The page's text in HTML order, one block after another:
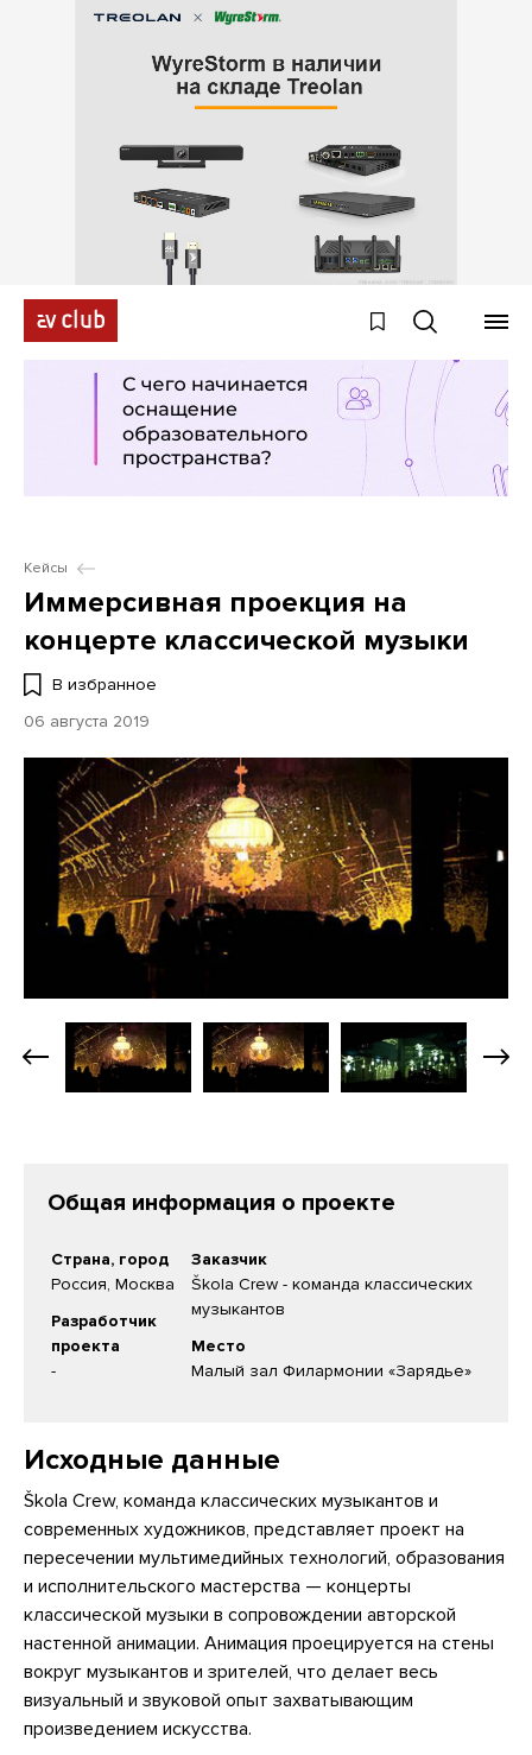
Кейсы
Иммерсивная проекция на
концерте классической музыки
В избранное
06 августа 2019
Общая информация о проекте
Страна, город
Россия, Москва
Разработчик
проекта
-
Заказчик
Škola Crew - команда классических
музыкантов
Место
Малый зал Филармонии «Зарядье»
Исходные данные
Škola Crew, команда классических музыкантов и
современных художников, представляет проект на
пересечении мультимедийных технологий, образования
и исполнительского мастерства — концерты
классической музыки в сопровождении авторской
настенной анимации.​ Анимация проецируется на стены
вокруг музыкантов и зрителей, что делает весь
визуальный и звуковой опыт захватывающим
произведением искусства.